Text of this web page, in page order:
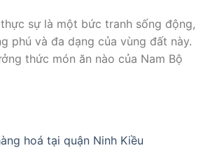
sự là một bức tranh sống động,
phú và đa dạng của vùng đất này.
thức món ăn nào của Nam Bộ
hoá tại quận Ninh Kiều